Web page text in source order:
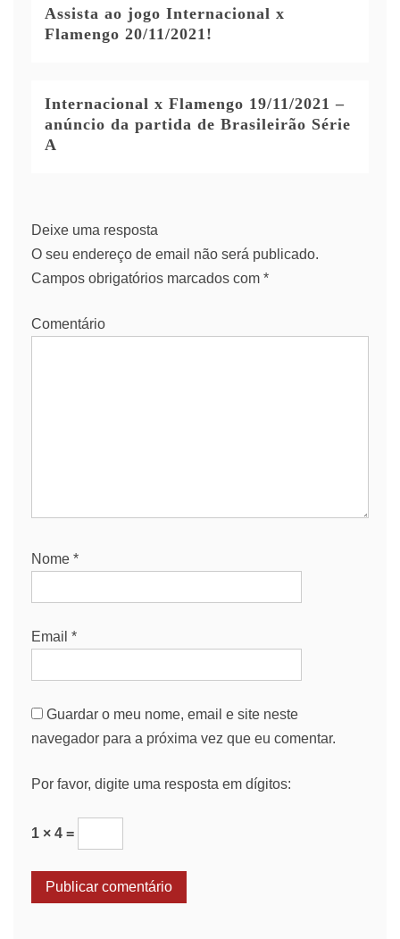
Assista ao jogo Internacional x
Flamengo 20/11/2021!
Internacional x Flamengo 19/11/2021 –
anúncio da partida de Brasileirão Série
A
Deixe uma resposta
O seu endereço de email não será publicado.
Campos obrigatórios marcados com *
Comentário
Nome *
Email *
Guardar o meu nome, email e site neste
navegador para a próxima vez que eu comentar.
Por favor, digite uma resposta em dígitos:
1 × 4 =